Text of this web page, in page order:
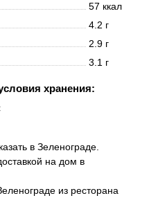
57 ккал
4.2 г
2.9 г
3.1 г
хранения:
в Зеленограде.
на дом в
из ресторана